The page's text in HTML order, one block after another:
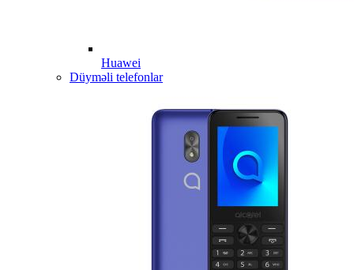
Huawei
Düyməli telefonlar